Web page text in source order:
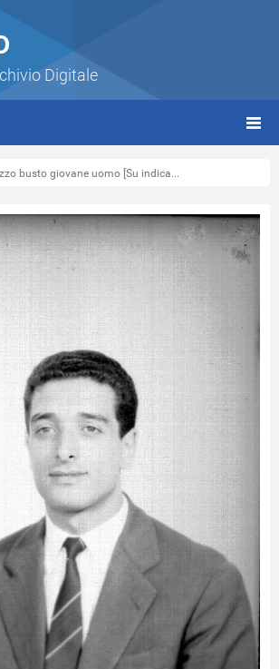
Digitale
busto giovane uomo [Su indica...